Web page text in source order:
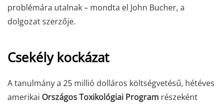
problémára utalnak – mondta el John Bucher, a
dolgozat szerzője.
Csekély kockázat
A tanulmány a 25 millió dolláros költségvetésű, hétéves
amerikai Országos Toxikológiai Program részeként